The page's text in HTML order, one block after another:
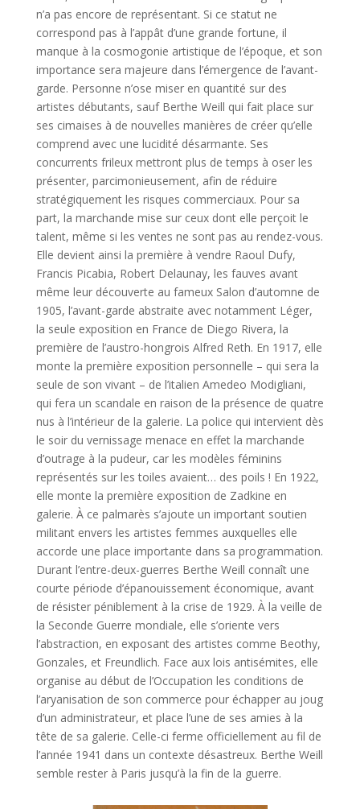
n’a pas encore de représentant. Si ce statut ne
correspond pas à l’appât d’une grande fortune, il
manque à la cosmogonie artistique de l’époque, et son
importance sera majeure dans l’émergence de l’avant-
garde. Personne n’ose miser en quantité sur des
artistes débutants, sauf Berthe Weill qui fait place sur
ses cimaises à de nouvelles manières de créer qu’elle
comprend avec une lucidité désarmante. Ses
concurrents frileux mettront plus de temps à oser les
présenter, parcimonieusement, afin de réduire
stratégiquement les risques commerciaux. Pour sa
part, la marchande mise sur ceux dont elle perçoit le
talent, même si les ventes ne sont pas au rendez-vous.
Elle devient ainsi la première à vendre Raoul Dufy,
Francis Picabia, Robert Delaunay, les fauves avant
même leur découverte au fameux Salon d’automne de
1905, l’avant-garde abstraite avec notamment Léger,
la seule exposition en France de Diego Rivera, la
première de l’austro-hongrois Alfred Reth. En 1917, elle
monte la première exposition personnelle – qui sera la
seule de son vivant – de l’italien Amedeo Modigliani,
qui fera un scandale en raison de la présence de quatre
nus à l’intérieur de la galerie. La police qui intervient dès
le soir du vernissage menace en effet la marchande
d’outrage à la pudeur, car les modèles féminins
représentés sur les toiles avaient… des poils ! En 1922,
elle monte la première exposition de Zadkine en
galerie. À ce palmarès s’ajoute un important soutien
militant envers les artistes femmes auxquelles elle
accorde une place importante dans sa programmation.
Durant l’entre-deux-guerres Berthe Weill connaît une
courte période d’épanouissement économique, avant
de résister péniblement à la crise de 1929. À la veille de
la Seconde Guerre mondiale, elle s’oriente vers
l’abstraction, en exposant des artistes comme Beothy,
Gonzales, et Freundlich. Face aux lois antisémites, elle
organise au début de l’Occupation les conditions de
l’aryanisation de son commerce pour échapper au joug
d’un administrateur, et place l’une de ses amies à la
tête de sa galerie. Celle-ci ferme officiellement au fil de
l’année 1941 dans un contexte désastreux. Berthe Weill
semble rester à Paris jusqu’à la fin de la guerre.